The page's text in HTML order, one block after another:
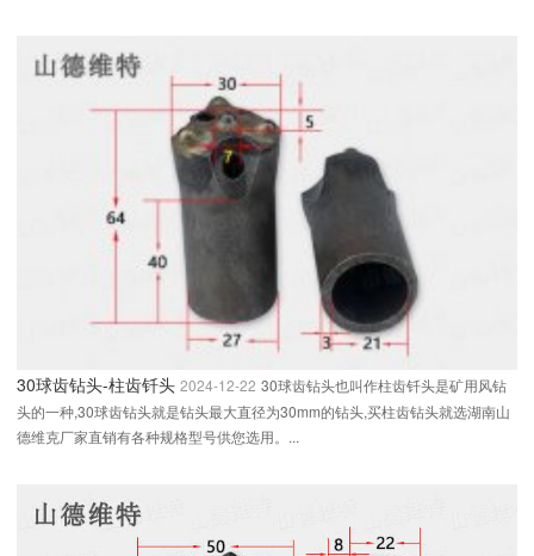
30球齿钻头-柱齿钎头 2024-12-22 30球齿钻头也叫作柱齿钎头是矿用风钻
头的一种,30球齿钻头就是钻头最大直径为30mm的钻头,买柱齿钻头就选湖南山
德维克厂家直销有各种规格型号供您选用。...